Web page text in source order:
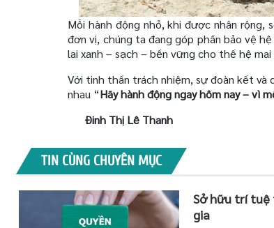
Mỗi hành động nhỏ, khi được nhân
đơn vị, chúng ta đang góp phần bảo vệ
lai xanh – sạch – bền vững cho thế hệ mai
Với tinh thần trách nhiệm, sự đoàn kết và
nhau “Hãy hành động ngay hôm nay – vì
Đinh Thị Lê Thanh
TIN CÙNG CHUYÊN MỤC
Sở hữu trí tuệ
gia